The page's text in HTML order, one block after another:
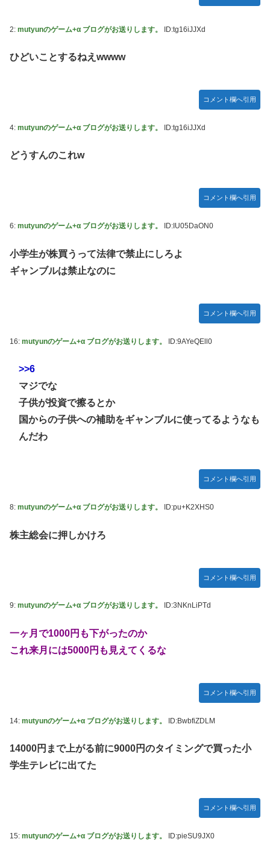
う」にブチギレｗｗｗ
ズフィギュア【彩色原型公開】
【ナイトレイン】 舐め腐ったネタビルドで床舐めしまくる
【ウルトラQ】 「ナメゴン」とかいうシリーズ初の宇宙怪獣
やるやらでっきーのクラス転移ダンジョンサバイバル・闇鍋
あんこ仕立て 第45話
【画像】『金田一少年の事件簿』で好きな死体ランキング１
位がこちら！
ソフトの入れ替えなんて10秒で済むのにそれを面倒くさいと
【にじさんじ】本日20時から、ののはとあゆゆでコラボ！
広島県知事ら「核抑止論、根本的におかしい。軍拡競争を助
長し世界を不安定化させるだけ」
部屋作りゲーム、確率で出現するイカを見るとクラッシュす
性接待を行い審判を買収していたことが発覚…（ﾌﾞﾙﾌﾞﾙ」＝
【元NMB48】安部若菜、卒業して早くもお酒解禁
だと思うんだけど
5期・6期 人気ランキング
冨里奈央ちゃん、おへそ見せガチでエグいって・・・
2: mutyunのゲーム+α ブログがお送りします。 ID:tg16iJJXd
ひどいことするねえwwww
コメント欄へ引用
4: mutyunのゲーム+α ブログがお送りします。 ID:tg16iJJXd
どうすんのこれw
コメント欄へ引用
6: mutyunのゲーム+α ブログがお送りします。 ID:IU05DaON0
小学生が株買うって法律で禁止にしろよ
ギャンブルは禁止なのに
コメント欄へ引用
16: mutyunのゲーム+α ブログがお送りします。 ID:9AYeQEll0
>>6
マジでな
子供が投資で擦るとか
国からの子供への補助をギャンブルに使ってるようなも
んだわ
コメント欄へ引用
8: mutyunのゲーム+α ブログがお送りします。 ID:pu+K2XHS0
株主総会に押しかけろ
コメント欄へ引用
9: mutyunのゲーム+α ブログがお送りします。 ID:3NKnLiPTd
一ヶ月で1000円も下がったのか
これ来月には5000円も見えてくるな
コメント欄へ引用
14: mutyunのゲーム+α ブログがお送りします。 ID:BwbfiZDLM
14000円まで上がる前に9000円のタイミングで買った小
学生テレビに出てた
コメント欄へ引用
15: mutyunのゲーム+α ブログがお送りします。 ID:pieSU9JX0